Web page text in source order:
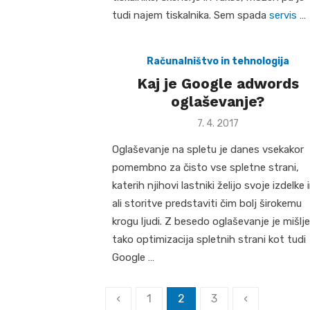
tudi najem tiskalnika. Sem spada servis …
Računalništvo in tehnologija
Kaj je Google adwords
oglaševanje?
Posted
7. 4. 2017
Oglaševanje na spletu je danes vsekakor
pomembno za čisto vse spletne strani,
katerih njihovi lastniki želijo svoje izdelke
ali storitve predstaviti čim bolj širokemu
krogu ljudi. Z besedo oglaševanje je
tako optimizacija spletnih strani kot tudi
Google …
Številčenje
‹ 1 2 3 ‹